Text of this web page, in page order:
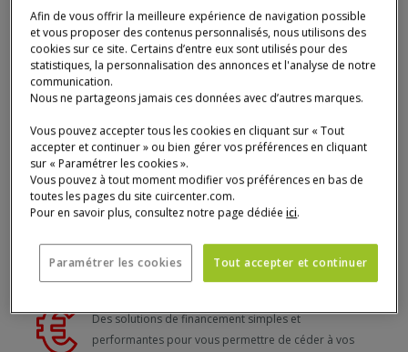
S'abonner
5 raisons de choisir Cuir Center
Double
Garantie
Tous les canapés sont couverts par une double
garantie 5 ans/structure et 2 ans/revêtement.
Des solutions de financement simples et
performantes pour vous permettre de céder à vos
Afin de vous offrir la meilleure expérience de navigation possible
et vous proposer des contenus personnalisés, nous utilisons des
cookies sur ce site. Certains d’entre eux sont utilisés pour des
statistiques, la personnalisation des annonces et l'analyse de notre
communication.
Nous ne partageons jamais ces données avec d’autres marques.
Vous pouvez accepter tous les cookies en cliquant sur « Tout
accepter et continuer » ou bien gérer vos préférences en cliquant
sur « Paramétrer les cookies ».
Vous pouvez à tout moment modifier vos préférences en bas de
toutes les pages du site cuircenter.com.
Pour en savoir plus, consultez notre page dédiéeici.
Paramétrer les cookies Tout accepter et continuer